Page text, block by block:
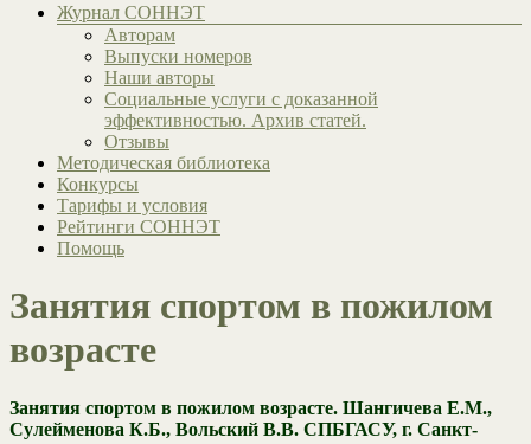
Журнал СОННЭТ
Авторам
Выпуски номеров
Наши авторы
Социальные услуги с доказанной
эффективностью. Архив статей.
Отзывы
Методическая библиотека
Конкурсы
Тарифы и условия
Рейтинги СОННЭТ
Помощь
Занятия спортом в пожилом
возрасте
Занятия спортом в пожилом возрасте. Шангичева Е.М.,
Сулейменова К.Б., Вольский В.В. СПБГАСУ, г. Санкт-